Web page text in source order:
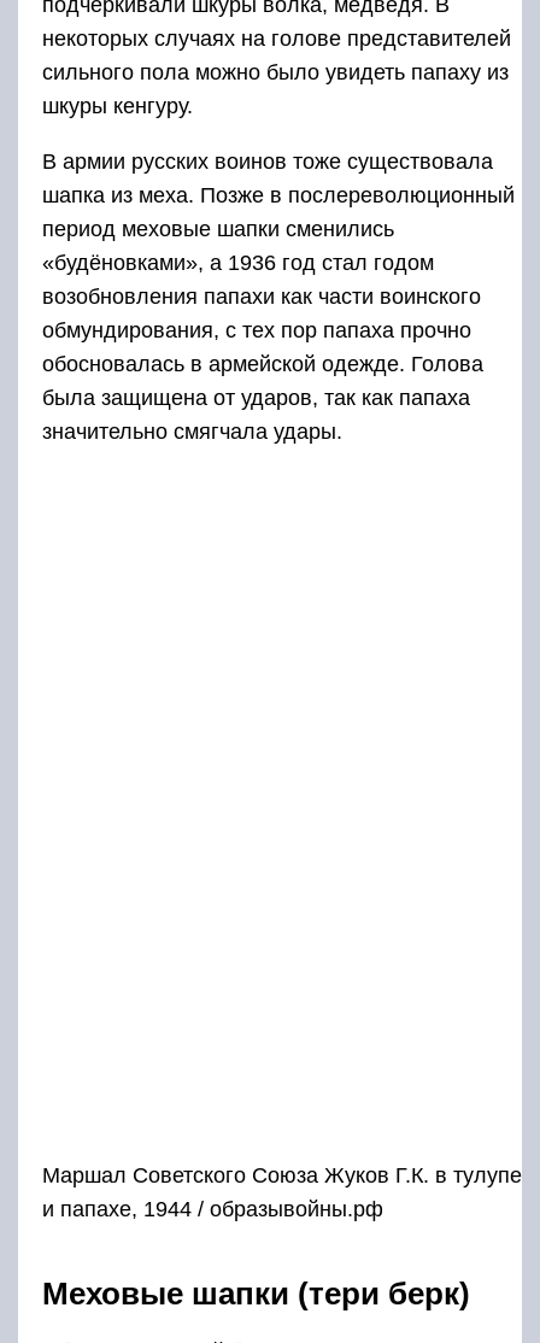
некоторых случаях на голове представителей
сильного пола можно было увидеть папаху из
шкуры кенгуру.
В армии русских воинов тоже существовала
шапка из меха. Позже в послереволюционный
период меховые шапки сменились
«будёновками», а 1936 год стал годом
возобновления папахи как части воинского
обмундирования, с тех пор папаха прочно
обосновалась в армейской одежде. Голова
была защищена от ударов, так как папаха
значительно смягчала удары.
Маршал Советского Союза Жуков Г.К. в тулупе
и папахе, 1944 / образывойны.рф
Меховые шапки (тери берк)